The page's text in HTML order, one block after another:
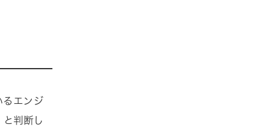
るエンジ
と判断し